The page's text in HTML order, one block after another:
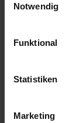
Notwendig
Funktional
Statistiken
Marketing